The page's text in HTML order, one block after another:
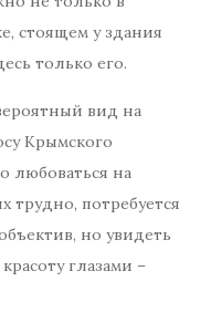
стоящем у здания
только его.
вид на
Крымского
любоваться на
трудно, потребуется
но увидеть
глазами –